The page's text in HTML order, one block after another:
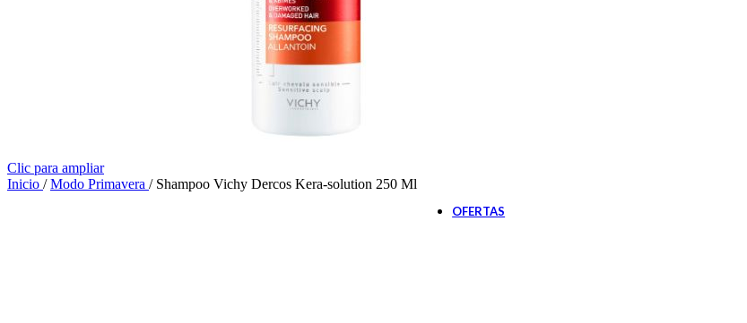
OFERTAS
Clic para ampliar
Inicio / Modo Primavera / Shampoo Vichy Dercos Kera-solution 250 Ml